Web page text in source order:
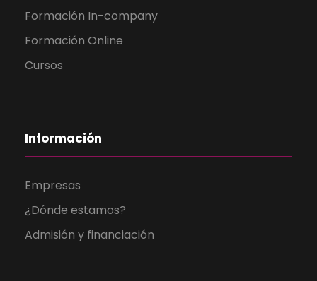
Formación In-company
Formación Online
Cursos
Información
Empresas
¿Dónde estamos?
Admisión y financiación